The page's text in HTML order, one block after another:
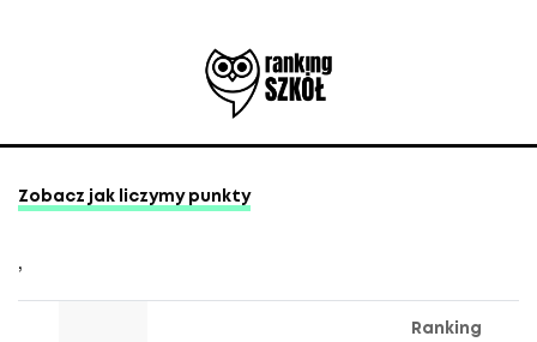
Zobacz jak liczymy punkty
,
Ranking